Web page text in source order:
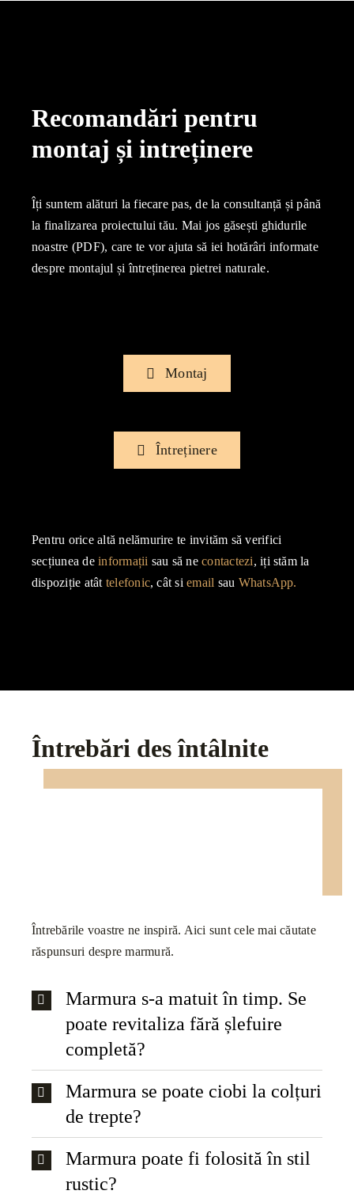
Recomandări pentru
montaj și intreținere
Îți suntem alături la fiecare pas, de la consultanță și până
la finalizarea proiectului tău. Mai jos găsești ghidurile
noastre (PDF), care te vor ajuta să iei hotărâri informate
despre montajul și întreținerea pietrei naturale.
Montaj
Întreținere
Pentru orice altă nelămurire te invităm să verifici
secțiunea deinformații sau să necontactezi, iți stăm la
dispoziție atât telefonic, cât siemail sau WhatsApp.
Întrebări des întâlnite
Întrebările voastre ne inspiră. Aici sunt cele mai căutate
răspunsuri despre marmură.
Marmura s-a matuit în timp. Se
poate revitaliza fără șlefuire
completă?
Marmura se poate ciobi la colțuri
de trepte?
Marmura poate fi folosită în stil
rustic?